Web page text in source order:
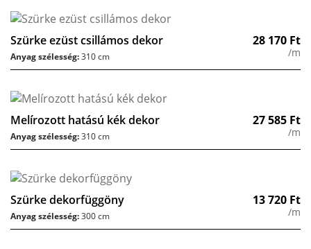
Szürke ezüst csillámos dekor 28 170 Ft
/m
Anyag szélesség:310 cm
Melírozott hatású kék dekor 27 585 Ft
/m
Anyag szélesség:310 cm
Szürke dekorfüggöny 13 720 Ft
/m
Anyag szélesség:300 cm